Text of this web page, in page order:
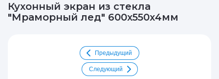
Кухонный экран из стекла
"Мраморный лед" 600х550х4мм
Предыдущий
Следующий